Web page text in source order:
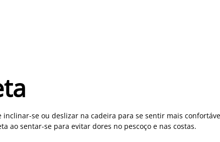
se ou deslizar na cadeira para se sentir mais
ao sentar-se para evitar dores no pescoço e nas costas.